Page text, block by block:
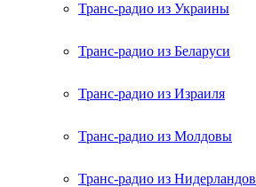
Транс-радио из Украины
Транс-радио из Беларуси
Транс-радио из Израиля
Транс-радио из Молдовы
Транс-радио из Нидерландов